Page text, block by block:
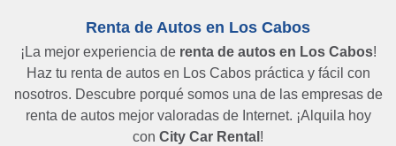
Renta de Autos en Los Cabos
¡La mejor experiencia de renta de autos en Los Cabos!
Haz tu renta de autos en Los Cabos práctica y fácil con
nosotros. Descubre porqué somos una de las empresas de
renta de autos mejor valoradas de Internet. ¡Alquila hoy
con City Car Rental !